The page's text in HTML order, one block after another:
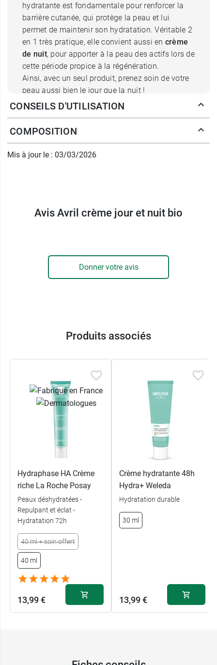
hydratante est fondamentale pour renforcer la
barrière cutanée, qui protège la peau et lui
permet de maintenir son hydratation. Véritable 2
en 1 très pratique, elle convient aussi en crème
de nuit, pour apporter à la peau des actifs lors de
cette période propice à la régénération.
Ainsi, avec un seul produit, prenez soin de votre
peau aussi bien le jour que la nuit !
Les actifs de la crème jour et nuit
bio Avril et leurs bienfaits
Cette crème est formulée avec de la
protecteur.
99% des ingrédients sont d'origine naturelle
20% sont issus de l'agriculture biologique
CONSEILS D'UTILISATION
COMPOSITION
Mis à jour le : 03/03/2026
Avis Avril crème jour et nuit bio
Donner votre avis
Produits associés
Hydraphase HA Crème
riche La Roche Posay
Peaux déshydratées -
Repulpant et éclat -
Hydratation 72h
40 ml + soin offert
40 ml
13,99 €
Crème hydratante 48h
Hydra+ Weleda
Hydratation durable
30 ml
13,99 €